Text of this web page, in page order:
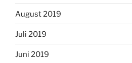
August 2019
Juli 2019
Juni 2019